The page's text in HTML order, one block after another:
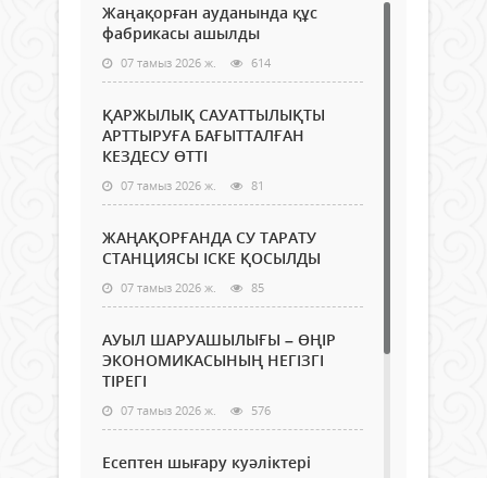
Жаңақорған ауданында құс
фабрикасы ашылды
07 тамыз 2026 ж. 614
ҚАРЖЫЛЫҚ САУАТТЫЛЫҚТЫ
АРТТЫРУҒА БАҒЫТТАЛҒАН
КЕЗДЕСУ ӨТТІ
07 тамыз 2026 ж. 81
ЖАҢАҚОРҒАНДА СУ ТАРАТУ
СТАНЦИЯСЫ ІСКЕ ҚОСЫЛДЫ
07 тамыз 2026 ж. 85
АУЫЛ ШАРУАШЫЛЫҒЫ – ӨҢІР
ЭКОНОМИКАСЫНЫҢ НЕГІЗГІ
ТІРЕГІ
07 тамыз 2026 ж. 576
Есептен шығару куәліктері